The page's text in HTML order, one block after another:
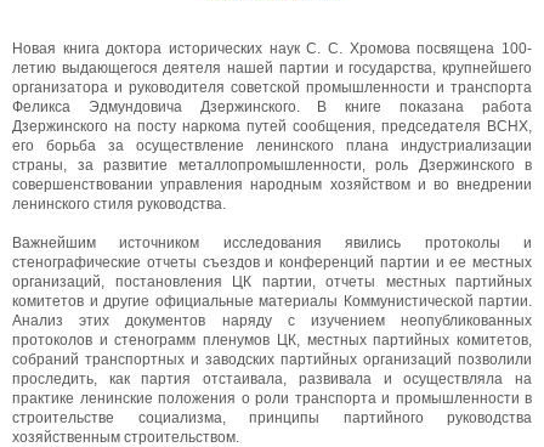
Новая книга доктора исторических наук С. С. Хромова посвящена 100-
летию выдающегося деятеля нашей партии и государства, крупнейшего
организатора и руководителя советской промышленности и транспорта
Феликса Эдмундовича Дзержинского. В книге показана работа
Дзержинского на посту наркома путей сообщения, председателя ВСНХ,
его борьба за осуществление ленинского плана индустриализации
страны, за развитие металлопромышленности, роль Дзержинского в
совершенствовании управления народным хозяйством и во внедрении
ленинского стиля руководства.
Важнейшим источником исследования явились протоколы и
стенографические отчеты съездов и конференций партии и ее местных
организаций, постановления ЦК партии, отчеты местных партийных
комитетов и другие официальные материалы Коммунистической партии.
Анализ этих документов наряду с изучением неопубликованных
протоколов и стенограмм пленумов ЦК, местных партийных комитетов,
собраний транспортных и заводских партийных организаций позволили
проследить, как партия отстаивала, развивала и осуществляла на
практике ленинские положения о роли транспорта и промышленности в
строительстве социализма, принципы партийного руководства
хозяйственным строительством.